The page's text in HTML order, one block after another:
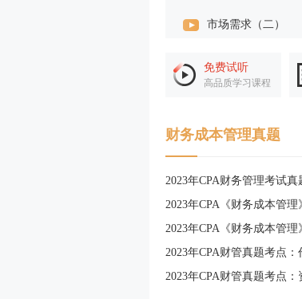
市场需求（二）
弹性（一）
弹性（二）
社会主义基本经济
免费试听
高品质学习课程
财务成本管理真题
2023年CPA财管真题考点